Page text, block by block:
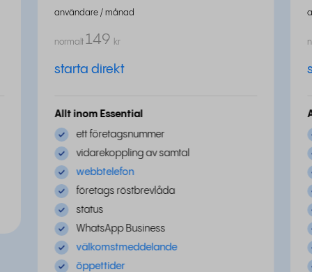
användare / månad
normalt kr
149
starta direkt
Allt inom Essential
ett företagsnummer
vidarekoppling av samtal
webbtelefon
företags röstbrevlåda
status
WhatsApp Business
välkomstmeddelande
öppettider